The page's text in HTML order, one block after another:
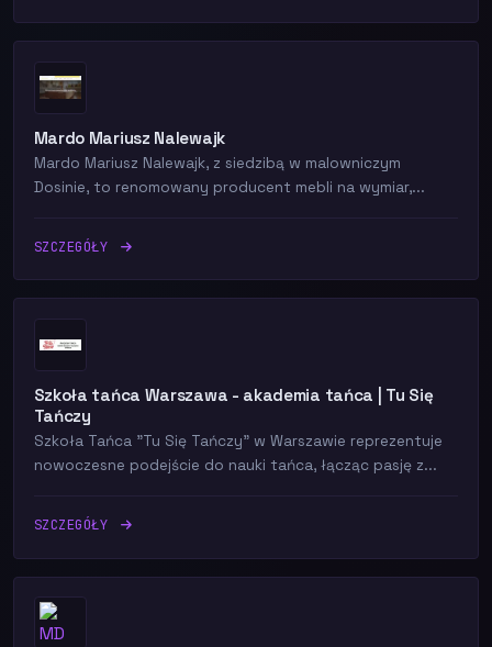
Mardo Mariusz Nalewajk
Mardo Mariusz Nalewajk, z siedzibą w malowniczym
Dosinie, to renomowany producent mebli na wymiar,...
SZCZEGÓŁY
Szkoła tańca Warszawa - akademia tańca | Tu Się
Tańczy
Szkoła Tańca "Tu Się Tańczy" w Warszawie reprezentuje
nowoczesne podejście do nauki tańca, łącząc pasję z...
SZCZEGÓŁY